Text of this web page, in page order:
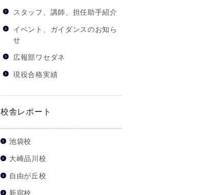
スタッフ、講師、担任助手紹介
イベント、ガイダンスのお知ら
せ
広報部ワセダネ
現役合格実績
校舎レポート
池袋校
大崎品川校
自由が丘校
新宿校